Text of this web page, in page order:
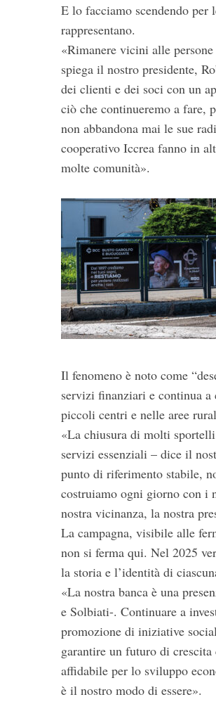
E lo facciamo scendendo
rappresentano.
«Rimanere vicini alle
spiega il nostro presidente,
dei clienti e dei soci con un
ciò che continueremo a fare,
non abbandona mai le sue
cooperativo Iccrea fanno in
molte comunità».
Il fenomeno è noto come
servizi finanziari e continua
piccoli centri e nelle aree
«La chiusura di molti
servizi essenziali – dice il
punto di riferimento stabile,
costruiamo ogni giorno con i
nostra vicinanza, la nostra
La campagna, visibile alle
non si ferma qui. Nel 2025
la storia e l’identità di
«La nostra banca è una
e Solbiati-. Continuare a
promozione di iniziative
garantire un futuro di
affidabile per lo sviluppo
è il nostro modo di essere».